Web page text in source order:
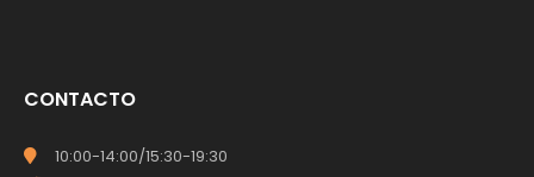
CONTACTO
10:00-14:00/15:30-19:30